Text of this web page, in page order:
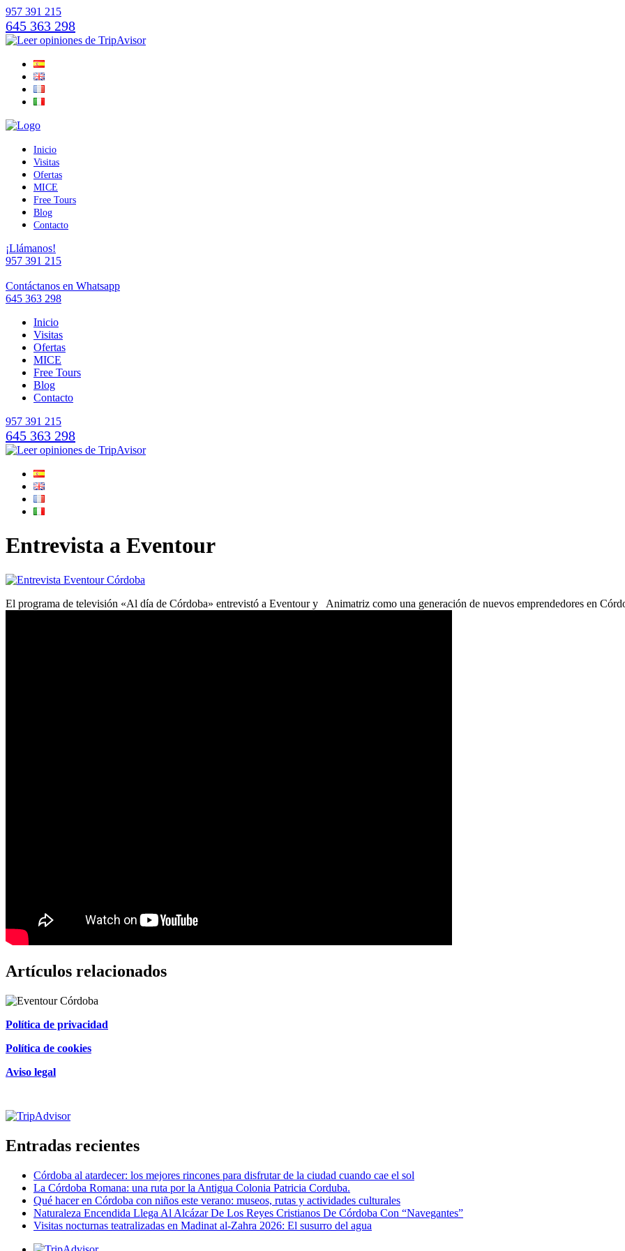
957 391 215
645 363 298
Inicio
Visitas
Ofertas
MICE
Free Tours
Blog
Contacto
¡Llámanos!
957 391 215
Contáctanos en Whatsapp
645 363 298
Inicio
Visitas
Ofertas
MICE
Free Tours
Blog
Contacto
957 391 215
645 363 298
Entrevista a Eventour
El programa de televisión «Al día de Córdoba» entrevistó a Eventour y Animatriz como una generación de nuevos emprendedores en
Artículos relacionados
Política de privacidad
Política de cookies
Aviso legal
Entradas recientes
Córdoba al atardecer: los mejores rincones para disfrutar de la ciudad cuando cae el sol
La Córdoba Romana: una ruta por la Antigua Colonia Patricia Corduba.
Qué hacer en Córdoba con niños este verano: museos, rutas y actividades culturales
Naturaleza Encendida Llega Al Alcázar De Los Reyes Cristianos De Córdoba Con “Navegantes”
Visitas nocturnas teatralizadas en Madinat al-Zahra 2026: El susurro del agua